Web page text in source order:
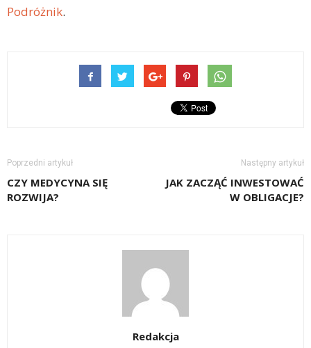
Podróżnik.
Poprzedni artykuł
CZY MEDYCYNA SIĘ
ROZWIJA?
Następny artykuł
JAK ZACZĄĆ INWESTOWAĆ
W OBLIGACJE?
Redakcja